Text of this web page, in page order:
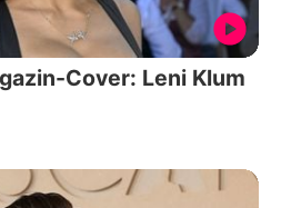
Cover: Leni Klum